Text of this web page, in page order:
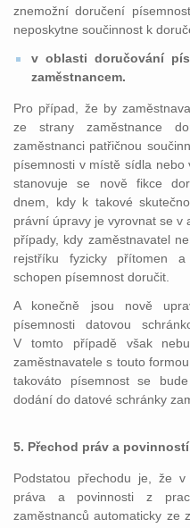
znemožní doručení
neposkytne součinnost k
v oblasti doručování
zaměstnancem.
Pro případ, že by
ze strany zaměstnance
zaměstnanci patřičnou
písemnosti v místě sídla nebo
stanovuje se nově fikce
dnem, kdy k takové
právní úpravy je vyrovnat se v
případy, kdy zaměstnavatel
rejstříku fyzicky přítomen
schopen písemnost doručit.
A konečně jsou nově
písemnosti datovou
V tomto případě však
zaměstnavatele s touto
takováto písemnost se
dodání do datové schránky
5. Přechod práv a
Podstatou přechodu je, že v
práva a povinnosti z
zaměstnanců automaticky ze